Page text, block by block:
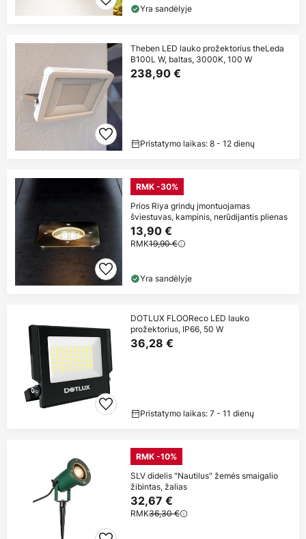
Yra sandėlyje
Theben LED lauko prožektorius theLeda
B100L W, baltas, 3000K, 100 W
238,90 €
Pristatymo laikas: 8 - 12 dienų
RMK -30%
Prios Riya grindų įmontuojamas
šviestuvas, kampinis, nerūdijantis plienas
13,90 €
RMK19,90 €
Yra sandėlyje
DOTLUX FLOOReco LED lauko
prožektorius, IP66, 50 W
36,28 €
Pristatymo laikas: 7 - 11 dienų
RMK -10%
SLV didelis "Nautilus" žemės smaigalio
žibintas, žalias
32,67 €
RMK36,30 €